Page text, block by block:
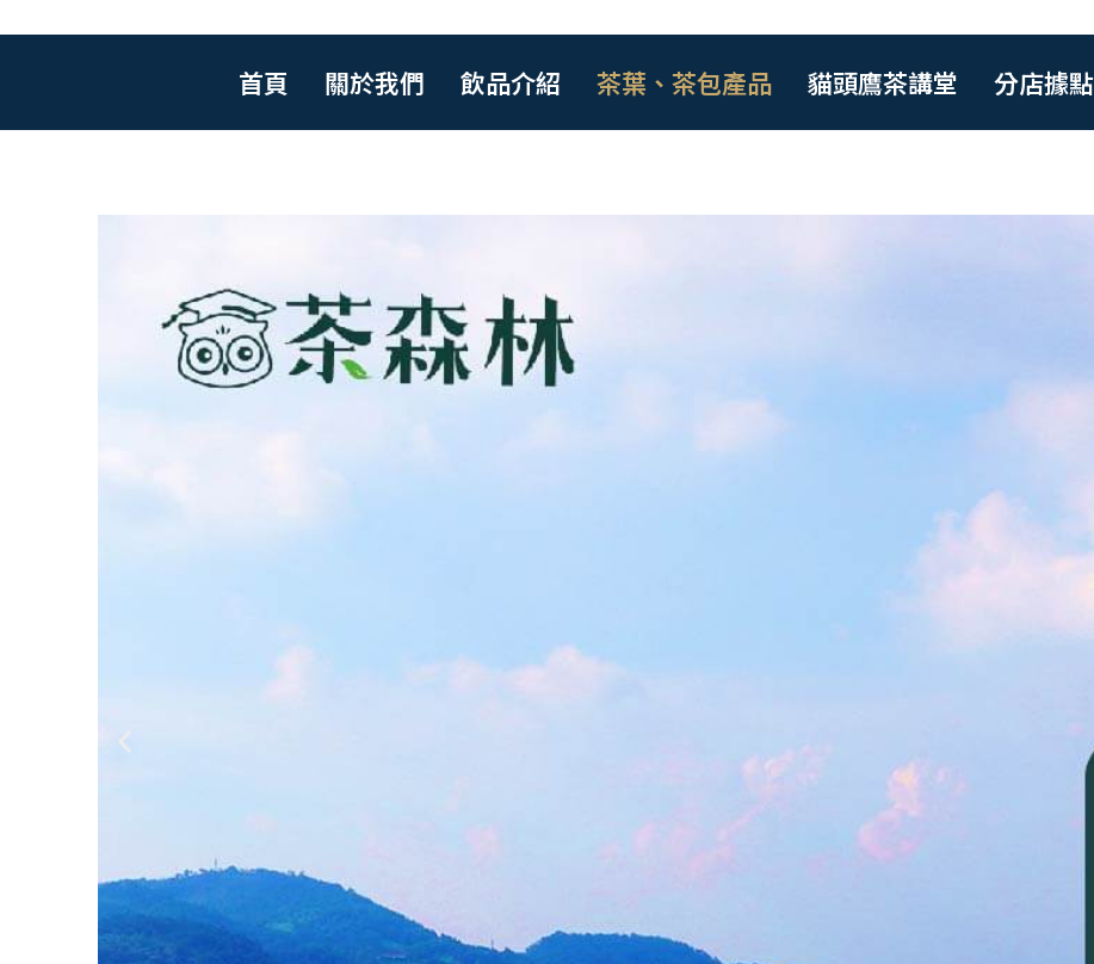
跳
首頁 關於我們 飲品介紹 茶葉、茶包產品 貓頭鷹茶講堂 分店據點